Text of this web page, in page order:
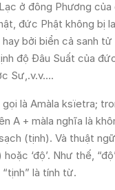
ở đông Phương
đức Phật không bị
bởi biển cả sanh tử
độ Đâu Suất của
Sư,.v.v….
là Amàla ksïetra;
A + màla nghĩa là
(tịnh). Và thuật
hoặc ‘độ’. Như thế,
là tính từ.